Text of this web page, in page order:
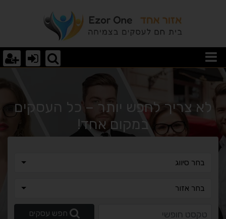
תוצאות חיפוש
לא צריך לחפש יותר – כל העסקים
במקום אחד!
בחר סיווג
בחר אזור
חפש עסקים